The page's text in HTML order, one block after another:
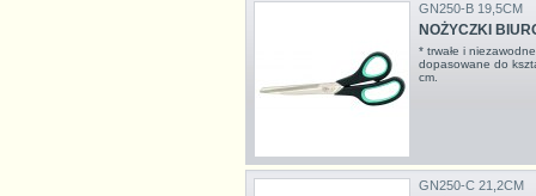
GN250-B 19,5CM
NOŻYCZKI
* trwałe i
dopasowane do
cm.
GN250-C 21,2CM